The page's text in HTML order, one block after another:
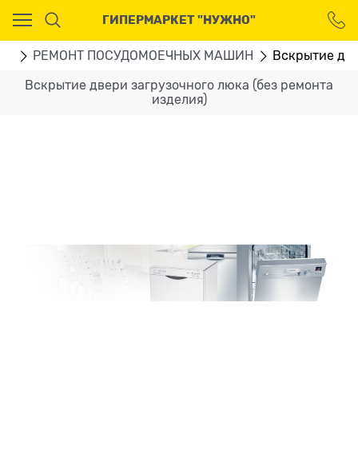
ГИПЕРМАРКЕТ "НУЖНО"
РЕМОНТ ПОСУДОМОЕЧНЫХ МАШИН Вскрытие
Вскрытие двери загрузочного люка (без ремонта
изделия)
Ваш город - Москва,
угадали?
ДА НЕТ